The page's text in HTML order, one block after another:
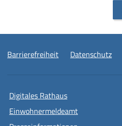
Barrierefreiheit Datenschutz
Digitales Rathaus
Einwohnermeldeamt